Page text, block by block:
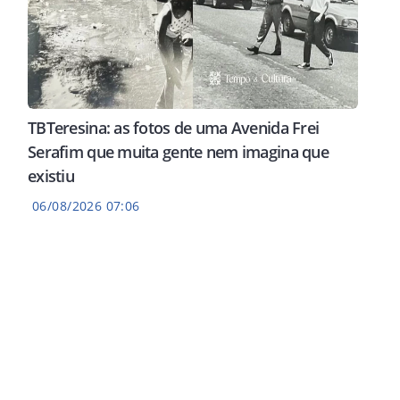
TBTeresina: as fotos de uma Avenida Frei
Serafim que muita gente nem imagina que
existiu
06/08/2026 07:06